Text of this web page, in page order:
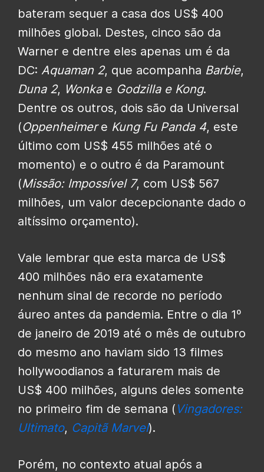
bateram sequer a casa dos US$ 400
milhões global. Destes, cinco são da
Warner e dentre eles apenas um é da
DC: Aquaman 2, que acompanha Barbie,
Duna 2, Wonkae Godzilla e Kong.
Dentre os outros, dois são da Universal
(Oppenheimere Kung Fu Panda 4, este
último com US$ 455 milhões até o
momento) e o outro é da Paramount
(Missão: Impossível 7, com US$ 567
milhões, um valor decepcionante dado o
altíssimo orçamento).
Vale lembrar que esta marca de US$
400 milhões não era exatamente
nenhum sinal de recorde no período
áureo antes da pandemia. Entre o dia 1º
de janeiro de 2019 até o mês de outubro
do mesmo ano haviam sido 13 filmes
hollywoodianos a faturarem mais de
US$ 400 milhões, alguns deles somente
no primeiro fim de semana ( Vingadores:
Ultimato, Capitã Marvel).
Porém, no contexto atual após a